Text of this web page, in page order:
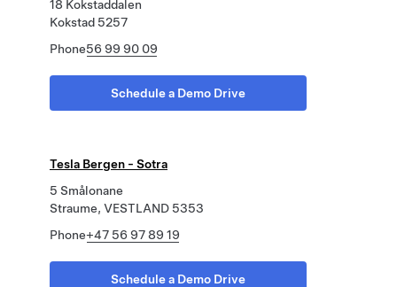
18 Kokstaddalen
Kokstad 5257
Phone56 99 90 09
Schedule a Demo Drive
Tesla Bergen - Sotra
5 Smålonane
Straume, VESTLAND 5353
Phone+47 56 97 89 19
Schedule a Demo Drive